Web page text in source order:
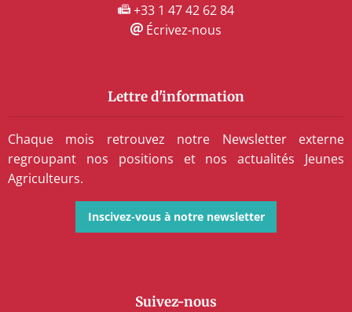
+33 1 47 42 62 84
Écrivez-nous
Lettre d'information
Chaque mois retrouvez notre Newsletter externe
regroupant nos positions et nos actualités Jeunes
Agriculteurs.
Inscivez-vous à notre newsletter
Suivez-nous